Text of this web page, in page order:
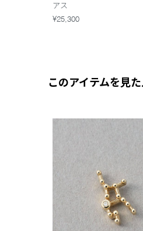
アス
¥25,300
このアイテムを見